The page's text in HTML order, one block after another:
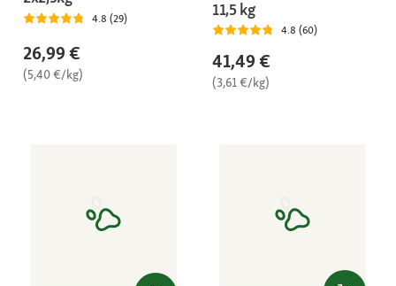
4.8 (29)
26,99 €
(5,40 €/kg)
11,5 kg
4.8 (60)
41,49 €
(3,61 €/kg)